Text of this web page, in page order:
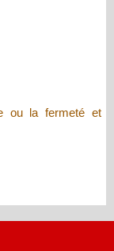
ou la fermeté et